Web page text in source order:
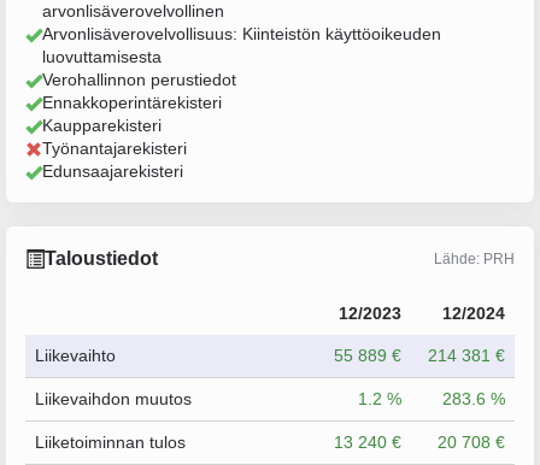
arvonlisäverovelvollinen
Arvonlisäverovelvollisuus: Kiinteistön käyttöoikeuden
luovuttamisesta
Verohallinnon perustiedot
Ennakkoperintärekisteri
Kaupparekisteri
Työnantajarekisteri
Edunsaajarekisteri
Taloustiedot Lähde: PRH
12/2023 12/2024
Liikevaihto 55 889 € 214 381 €
Liikevaihdon muutos 1.2 % 283.6 %
Liiketoiminnan tulos 13 240 € 20 708 €